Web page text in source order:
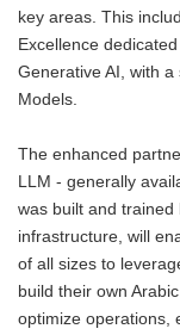
key areas. This
Excellence
Generative AI, with
Models.
The enhanced
LLM - generally
was built and trained
infrastructure, will
of all sizes to
build their own
optimize operations,